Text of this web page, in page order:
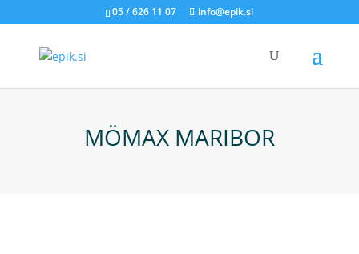
05 / 626 11 07 info@epik.si
MÖMAX MARIBOR